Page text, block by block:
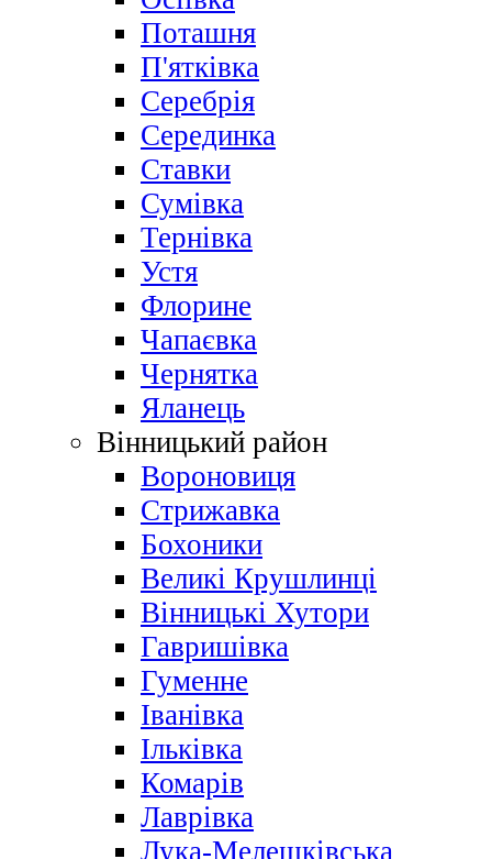
Поташня
П'ятківка
Серебрія
Серединка
Ставки
Сумівка
Тернівка
Устя
Флорине
Чапаєвка
Чернятка
Яланець
Вінницький район
Вороновиця
Стрижавка
Бохоники
Великі Крушлинці
Вінницькі Хутори
Гавришівка
Гуменне
Іванівка
Ільківка
Комарів
Лаврівка
Лука-Мелешківська